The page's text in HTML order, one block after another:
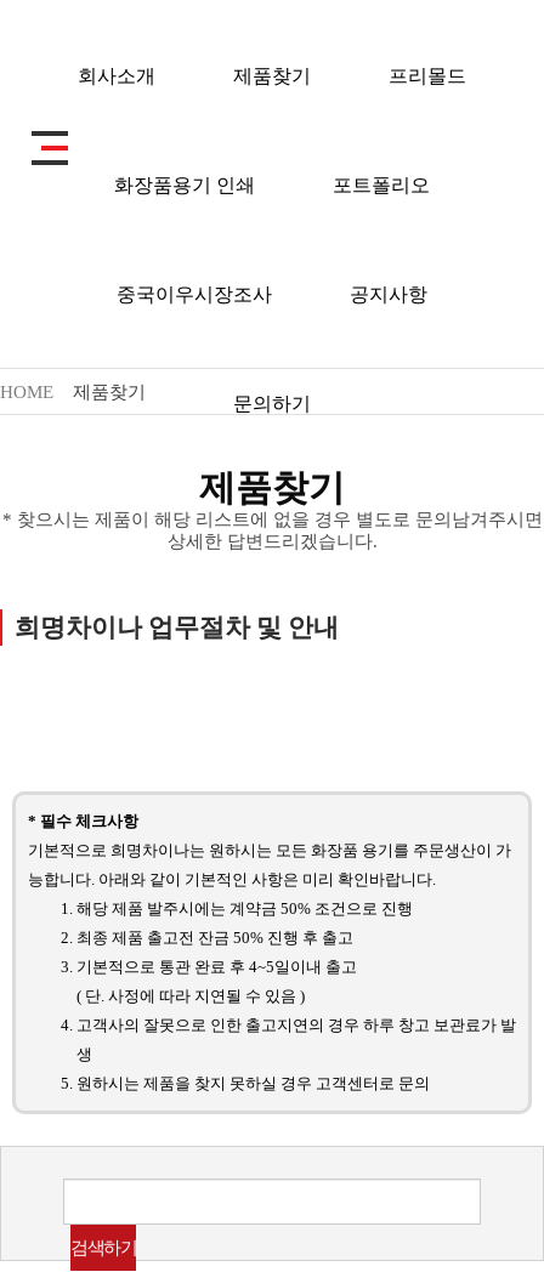
회사소개 제품찾기 프리몰드
화장품용기 인쇄 포트폴리오
중국이우시장조사 공지사항
문의하기
HOME 제품찾기
제품찾기
* 찾으시는 제품이 해당 리스트에 없을 경우 별도로 문의남겨주시면
상세한 답변드리겠습니다.
희명차이나 업무절차 및 안내
* 필수 체크사항
기본적으로 희명차이나는 원하시는 모든 화장품 용기를 주문생산이 가
능합니다. 아래와 같이 기본적인 사항은 미리 확인바랍니다.
해당 제품 발주시에는 계약금 50% 조건으로 진행
최종 제품 출고전 잔금 50% 진행 후 출고
기본적으로 통관 완료 후 4~5일이내 출고
( 단. 사정에 따라 지연될 수 있음 )
고객사의 잘못으로 인한 출고지연의 경우 하루 창고 보관료가 발
생
원하시는 제품을 찾지 못하실 경우 고객센터로 문의